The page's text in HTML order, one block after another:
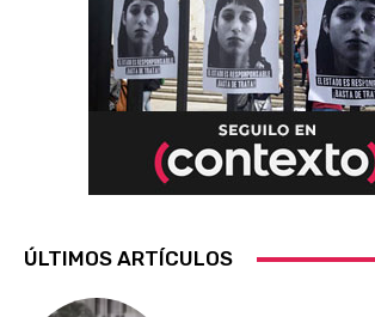
ÚLTIMOS ARTÍCULOS